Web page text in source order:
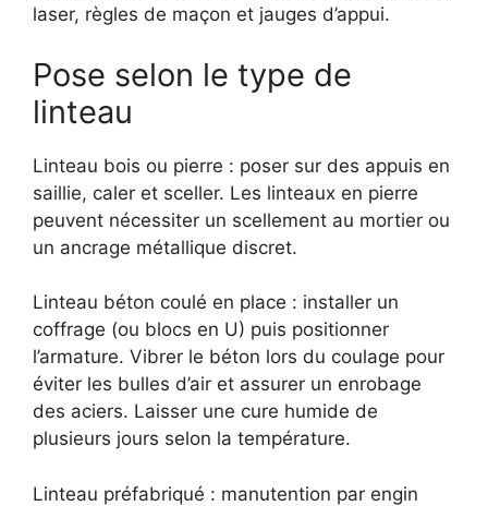
laser, règles de maçon et jauges d’appui.
Pose selon le type de
linteau
Linteau bois ou pierre : poser sur des appuis en
saillie, caler et sceller. Les linteaux en pierre
peuvent nécessiter un scellement au mortier ou
un ancrage métallique discret.
Linteau béton coulé en place : installer un
coffrage (ou blocs en U) puis positionner
l’armature. Vibrer le béton lors du coulage pour
éviter les bulles d’air et assurer un enrobage
des aciers. Laisser une cure humide de
plusieurs jours selon la température.
Linteau préfabriqué : manutention par engin